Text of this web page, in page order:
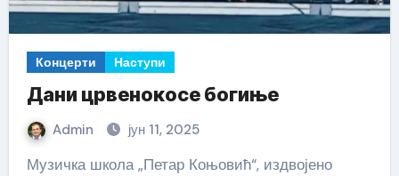
Концерти Наступи
Дани црвенокосе богиње
Admin јун 11, 2025
Музичка школа „Петар Коњовић“, издвојено